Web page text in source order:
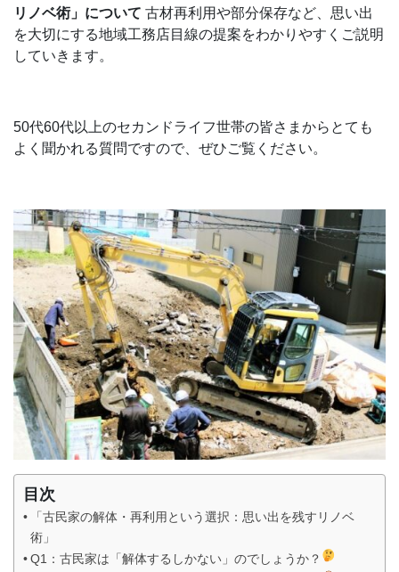
リノベ術」について 古材再利用や部分保存など、思い出
を大切にする地域工務店目線の提案をわかりやすくご説明
していきます。
50代60代以上のセカンドライフ世帯の皆さまからとても
よく聞かれる質問ですので、ぜひご覧ください。
目次
「古民家の解体・再利用という選択：思い出を残すリノベ
術」
Q1：古民家は「解体するしかない」のでしょうか？